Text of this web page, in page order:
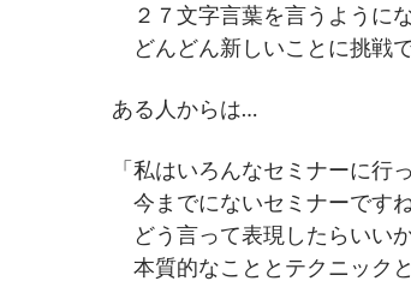
２７文字言葉を言うように
どんどん新しいことに挑戦
ある人からは…
「私はいろんなセミナーに行
今までにないセミナーですね
どう言って表現したらいい
本質的なこととテクニック